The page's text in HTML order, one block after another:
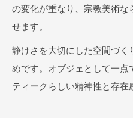
の変化が重なり、宗教美術な
せます。
静けさを大切にした空間づ
めです。オブジェとして一
ティークらしい精神性と存在